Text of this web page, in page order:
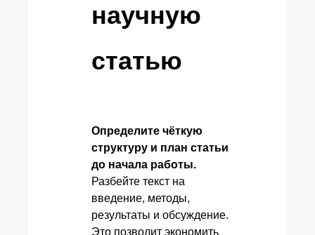
научную
статью
Определите чёткую
структуру и план статьи
до начала работы.
Разбейте текст на
введение, методы,
результаты и обсуждение.
Это позволит экономить